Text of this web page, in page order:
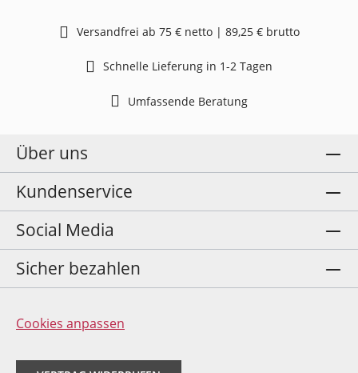
Versandfrei ab 75 € netto | 89,25 € brutto
Schnelle Lieferung in 1-2 Tagen
Umfassende Beratung
Über uns
Kundenservice
Social Media
Sicher bezahlen
Cookies anpassen